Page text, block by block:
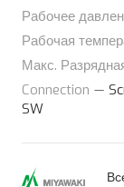
Рабочее
Рабочая
Макс.
Connection —
SW